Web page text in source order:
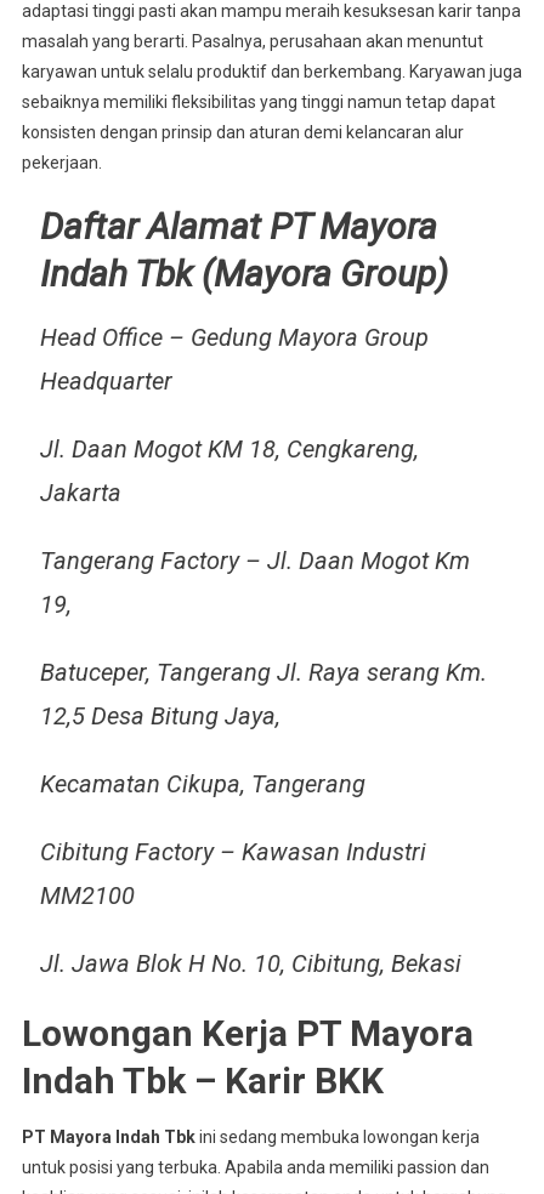
adaptasi tinggi pasti akan mampu meraih kesuksesan karir tanpa
masalah yang berarti. Pasalnya, perusahaan akan menuntut
karyawan untuk selalu produktif dan berkembang. Karyawan juga
sebaiknya memiliki fleksibilitas yang tinggi namun tetap dapat
konsisten dengan prinsip dan aturan demi kelancaran alur
pekerjaan.
Daftar Alamat PT Mayora
Indah Tbk (Mayora Group)
Head Office – Gedung Mayora Group
Headquarter
Jl. Daan Mogot KM 18, Cengkareng,
Jakarta
Tangerang Factory – Jl. Daan Mogot Km
19,
Batuceper, Tangerang Jl. Raya serang Km.
12,5 Desa Bitung Jaya,
Kecamatan Cikupa, Tangerang
Cibitung Factory – Kawasan Industri
MM2100
Jl. Jawa Blok H No. 10, Cibitung, Bekasi
Lowongan Kerja PT Mayora
Indah Tbk – Karir BKK
PT Mayora Indah Tbkini sedang membuka lowongan kerja
untuk posisi yang terbuka. Apabila anda memiliki passion dan